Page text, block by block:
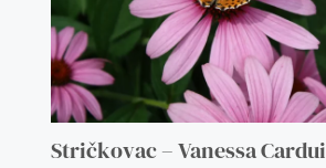
Stričkovac – Vanessa Cardui